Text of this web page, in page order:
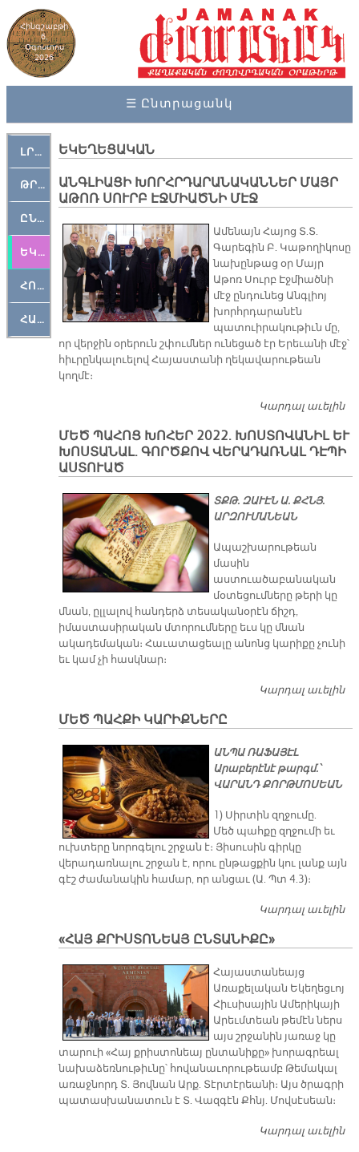
Հինգշաբթի
6,
Օգոստոս
2026
☰ Ընտրացանկ
ԼՐԱՀՈՍ
ԹՐՔԱՀԱՅ ԿԵԱՆՔ
ԸՆԿԵՐԱՄՇԱԿՈՒԹԱՅԻՆ
ԵԿԵՂԵՑԱԿԱՆ
ՀՈԳԵՄՏԱՒՈՐ
ՀԱՐԹԱԿ
ԵԿԵՂԵՑԱԿԱՆ
ԱՆԳԼԻԱՑԻ ԽՈՐՀՐԴԱՐԱՆԱԿԱՆՆԵՐ ՄԱՅՐ
ԱԹՈՌ ՍՈՒՐԲ ԷՋՄԻԱԾՆԻ ՄԷՋ
Ամենայն Հայոց Տ.Տ.
Գարեգին Բ. Կաթողիկոսը
նախընթաց օր Մայր
Աթոռ Սուրբ Էջմիածնի
մէջ ընդունեց Անգլիոյ
խորհրդարանէն
պատուիրակութիւն մը,
որ վերջին օրերուն շփումներ ունեցած էր Երեւանի մէջ՝
հիւրընկալուելով Հայաստանի ղեկավարութեան
կողմէ։
Կարդալ աւելին
ՄԵԾ ՊԱՀՈՑ ԽՈՀԵՐ 2022. ԽՈՍՏՈՎԱՆԻԼ ԵՒ
ԽՈՍՏԱՆԱԼ. ԳՈՐԾՔՈՎ ՎԵՐԱԴԱՌՆԱԼ ԴԷՊԻ
ԱՍՏՈՒԱԾ
ՏՔԹ. ԶԱՒԷՆ Ա. ՔՀՆՅ.
ԱՐԶՈՒՄԱՆԵԱՆ
Ապաշխարութեան
մասին
աստուածաբանական
մօտեցումները թերի կը
մնան, ըլլալով հանդերձ տեսականօրէն ճիշդ,
իմաստասիրական մտորումները եւս կը մնան
ակադեմական։ Հաւատացեալը անոնց կարիքը չունի
եւ կամ չի հասկնար։
Կարդալ աւելին
ՄԵԾ ՊԱՀՔԻ ԿԱՐԻՔՆԵՐԸ
ԱՆՊԱ ՌԱՖԱՅԷԼ
Արաբերէնէ թարգմ.՝
ՎԱՐԱՆԴ ՔՈՐԹՄՈՍԵԱՆ
1) Սիրտին զղջումը.
Մեծ պահքը զղջումի եւ
ուխտերը նորոգելու շրջան է։ Յիսուսին գիրկը
վերադառնալու շրջան է, որու ընթացքին կու լանք այն
գէշ ժամանակին համար, որ անցաւ (Ա. Պտ 4.3)։
Կարդալ աւելին
«ՀԱՅ ՔՐԻՍՏՈՆԵԱՅ ԸՆՏԱՆԻՔԸ»
Հայաստանեայց
Առաքելական Եկեղեցւոյ
Հիւսիսային Ամերիկայի
Արեւմտեան թեմէն ներս
այս շրջանին յառաջ կը
տարուի «Հայ քրիստոնեայ ընտանիքը» խորագրեալ
նախաձեռնութիւնը՝ հովանաւորութեամբ Թեմակալ
առաջնորդ Տ. Յովնան Արք. Տէրտէրեանի։ Այս ծրագրի
պատասխանատուն է Տ. Վազգէն Քհնյ. Մովսէսեան։
Կարդալ աւելին